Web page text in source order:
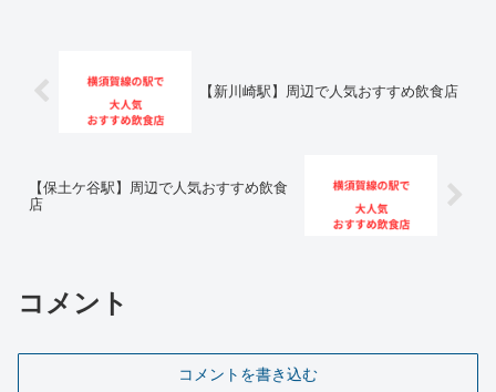
【新川崎駅】周辺で人気おすすめ飲食店
【保土ケ谷駅】周辺で人気おすすめ飲食
店
コメント
コメントを書き込む